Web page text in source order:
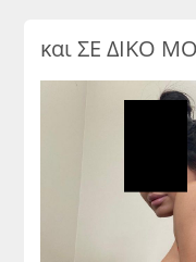
και ΣΕ ΔΙΚΟ